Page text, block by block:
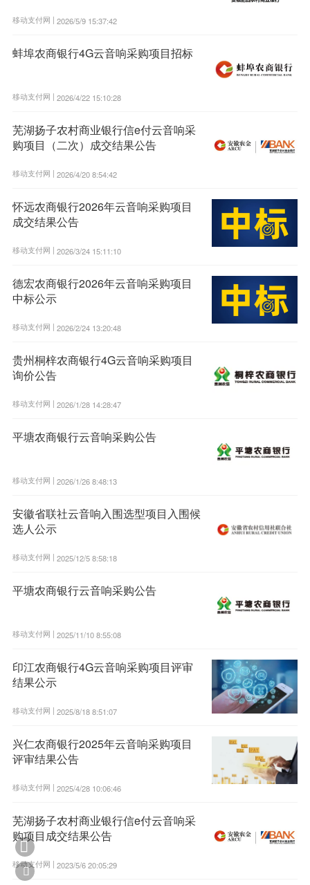
移动支付网 | 2026/5/9 15:37:42
蚌埠农商银行4G云音响采购项目招标
移动支付网 | 2026/4/22 15:10:28
芜湖扬子农村商业银行信e付云音响采
购项目（二次）成交结果公告
移动支付网 | 2026/4/20 8:54:42
怀远农商银行2026年云音响采购项目
成交结果公告
移动支付网 | 2026/3/24 15:11:10
德宏农商银行2026年云音响采购项目
中标公示
移动支付网 | 2026/2/24 13:20:48
贵州桐梓农商银行4G云音响采购项目
询价公告
移动支付网 | 2026/1/28 14:28:47
平塘农商银行云音响采购公告
移动支付网 | 2026/1/26 8:48:13
安徽省联社云音响入围选型项目入围候
选人公示
移动支付网 | 2025/12/5 8:58:18
平塘农商银行云音响采购公告
移动支付网 | 2025/11/10 8:55:08
印江农商银行4G云音响采购项目评审
结果公示
移动支付网 | 2025/8/18 8:51:07
兴仁农商银行2025年云音响采购项目
评审结果公告
移动支付网 | 2025/4/28 10:06:46
芜湖扬子农村商业银行信e付云音响采
购项目成交结果公告
移动支付网 | 2023/5/6 20:05:29

